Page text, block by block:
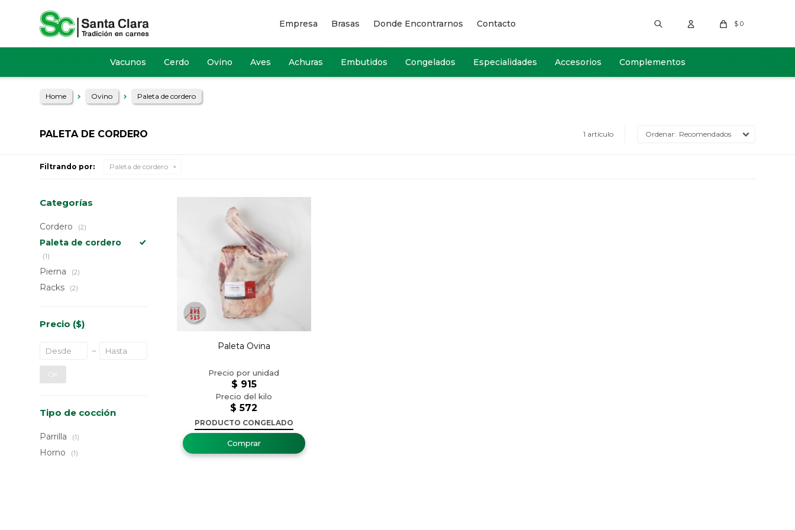
Vacunos Cerdo Ovino Aves Achuras Embutidos Congelados Especialidades Accesorios Complementos
$ 0
Empresa Brasas Donde Encontrarnos Contacto
Home Ovino Paleta de cordero
PALETA DE CORDERO 1 artículo Recomendados
Filtrando por: Paleta de cordero
Paleta Ovina
$ 572
$ 915
PRODUCTO CONGELADO
Categorías
Cordero (2)
Paleta de cordero
(1)
Pierna (2)
Racks (2)
Precio ($)
OK
Tipo de cocción
Parrilla (1)
Horno (1)